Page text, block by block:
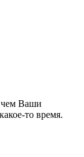
чем Ваши
то время.